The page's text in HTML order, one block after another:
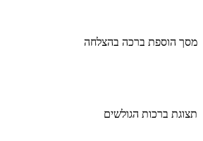
מסך הוספת ברכה בהצלחה
תצוגת ברכות הגולשים